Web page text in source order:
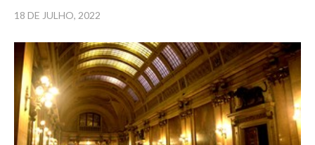
18 DE JULHO, 2022